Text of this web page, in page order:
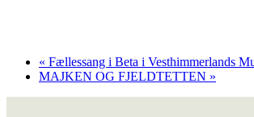
« Fællessang i Beta i Vesthimmerlands
MAJKEN OG FJELDTETTEN »